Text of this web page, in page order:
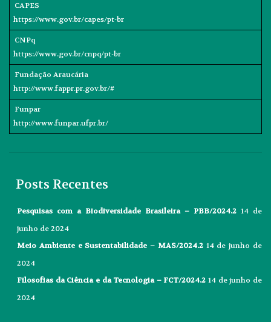
CAPES
https://www.gov.br/capes/pt-br
CNPq
https://www.gov.br/cnpq/pt-br
Fundação Araucária
http://www.fappr.pr.gov.br/#
Funpar
http://www.funpar.ufpr.br/
Posts Recentes
Pesquisas com a Biodiversidade Brasileira – PBB/2024.2 14 de
junho de 2024
Meio Ambiente e Sustentabilidade – MAS/2024.2 14 de junho de
2024
Filosofias da Ciência e da Tecnologia – FCT/2024.2 14 de junho de
2024